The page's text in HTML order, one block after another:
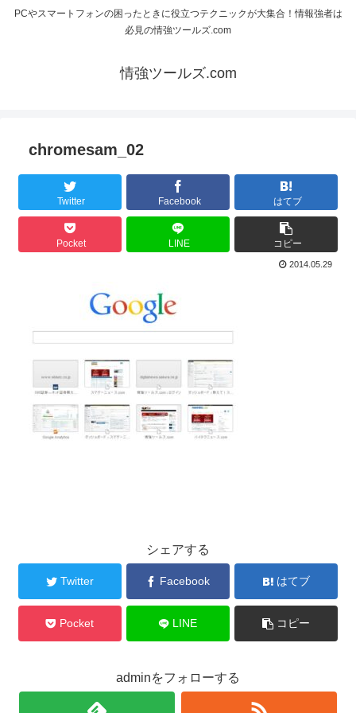
PCやスマートフォンの困ったときに役立つテクニックが大集合！情報強者は
必見の情強ツールズ.com
情強ツールズ.com
chromesam_02
Twitter Facebook はてブ
Pocket LINE コピー
2014.05.29
シェアする
Twitter Facebook はてブ
Pocket LINE コピー
adminをフォローする